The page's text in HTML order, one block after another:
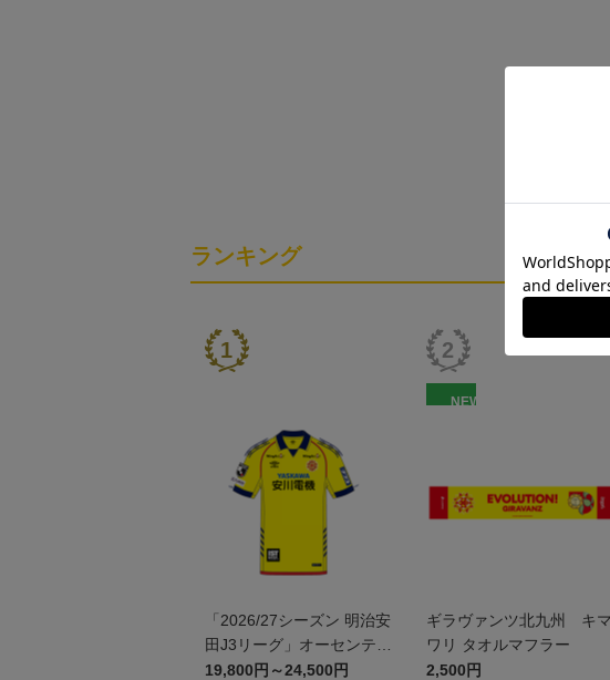
ランキング
「2026/27シーズン 明治安
田J3リーグ」オーセンティ
ックユニフォームFP1st
19,800円～24,500円
NEW
ギラヴァンツ北九州 キマ
ワリ タオルマフラー
2,500円